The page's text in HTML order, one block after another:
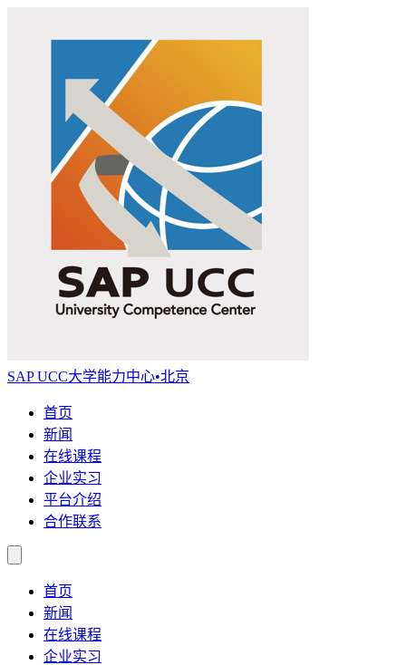
SAP UCC大学能力中心•北京
首页
新闻
在线课程
企业实习
平台介绍
合作联系
首页
新闻
在线课程
企业实习